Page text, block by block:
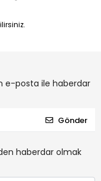
e-posta ile haberdar
Gönder
haberdar olmak